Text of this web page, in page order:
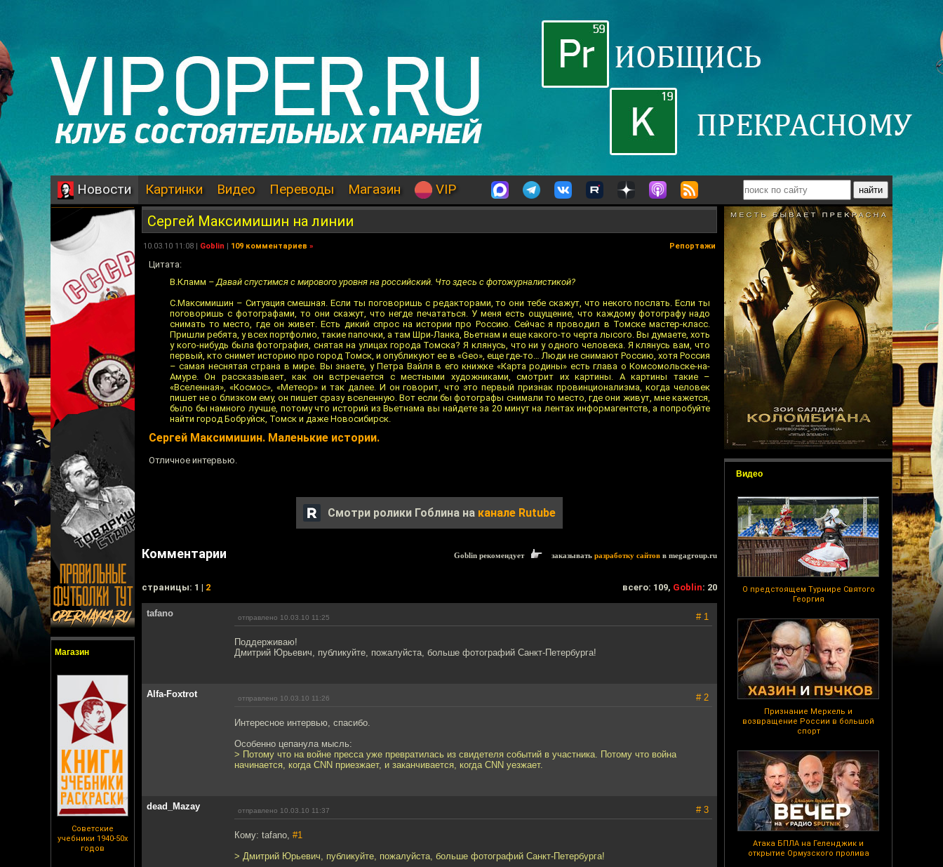
Новости Картинки Видео Переводы Магазин VIP
Магазин
Советские
учебники 1940-50х
годов
Видео
О предстоящем Турнире Святого
Георгия
Признание Меркель и
возвращение России в большой
спорт
Атака БПЛА на Геленджик и
открытие Ормузского пролива
Сергей Максимишин на линии
10.03.10 11:08 | Goblin | 109 комментариев » Репортажи
Цитата:
В.Кламм – Давай спустимся с мирового уровня на российский. Что здесь с фотожурналистикой?
С.Максимишин – Ситуация смешная. Если ты поговоришь с редакторами, то они тебе скажут, что некого послать. Если ты
поговоришь с фотографами, то они скажут, что негде печататься. У меня есть ощущение, что каждому фотографу надо
снимать то место, где он живет. Есть дикий спрос на истории про Россию. Сейчас я проводил в Томске мастер-класс.
Пришли ребята, у всех портфолио, такие папочки, а там Шри-Ланка, Вьетнам и еще какого-то черта лысого. Вы думаете, хоть
у кого-нибудь была фотография, снятая на улицах города Томска? Я клянусь, что ни у одного человека. Я клянусь вам, что
первый, кто снимет историю про город Томск, и опубликуют ее в «Geo», еще где-то… Люди не снимают Россию, хотя Россия
– самая неснятая страна в мире. Вы знаете, у Петра Вайля в его книжке «Карта родины» есть глава о Комсомольске-на-
Амуре. Он рассказывает, как он встречается с местными художниками, смотрит их картины. А картины такие –
«Вселенная», «Космос», «Метеор» и так далее. И он говорит, что это первый признак провинционализма, когда человек
пишет не о близком ему, он пишет сразу вселенную. Вот если бы фотографы снимали то место, где они живут, мне кажется,
было бы намного лучше, потому что историй из Вьетнама вы найдете за 20 минут на лентах информагентств, а попробуйте
найти город Бобруйск, Томск и даже Новосибирск.
Сергей Максимишин. Маленькие истории.
Отличное интервью.
Смотри ролики Гоблина на канале Rutube
Комментарии Goblin рекомендует заказывать разработку сайтов в megagroup.ru
cтраницы: 1 | 2 всего: 109, Goblin: 20
tafano отправлено 10.03.10 11:25 # 1
Поддерживаю!
Дмитрий Юрьевич, публикуйте, пожалуйста, больше фотографий Санкт-Петербурга!
Alfa-Foxtrot отправлено 10.03.10 11:26 # 2
Интересное интервью, спасибо.
Особенно цепанула мысль:
> Потому что на войне пресса уже превратилась из свидетеля событий в участника. Потому что война
начинается, когда CNN приезжает, и заканчивается, когда CNN уезжает.
dead_Mazay отправлено 10.03.10 11:37 # 3
Кому: tafano, #1
> Дмитрий Юрьевич, публикуйте, пожалуйста, больше фотографий Санкт-Петербурга!